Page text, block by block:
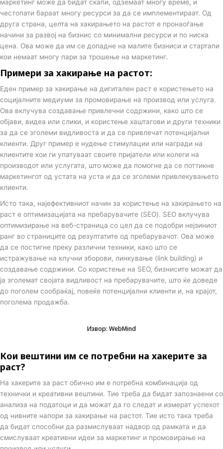
маркетинг може да бидат скапи, одземаат многу време, и
честопати бараат многу ресурси за да се имплементираат. Од
друга страна, целта на хакирањето на растот е пронаоѓање
начини за развој на бизнис со минимални ресурси и по ниска
цена. Ова може да им се допадне на малите бизниси и стартапи
кои немаат многу пари за трошење на маркетинг.
Примери за хакирање на растот:
Еден пример за хакирање на дигитален раст е користењето на
социјалните медиуми за промовирање на производ или услуга.
Ова вклучува создавање привлечни содржини, како што се
објави, видеа или слики, и користење хаштагови и други техники
за да се зголеми видливоста и да се привлечат потенцијални
клиенти. Друг пример е нудење стимулации или награди на
клиентите кои ги упатуваат своите пријатели или колеги на
производот или услугата, што може да помогне да се поттикне
маркетингот од устата на уста и да се зголеми привлекувањето
клиенти.
Исто така, најефективниот начин за користење на хакирањето на
раст е оптимизацијата на пребарувачите (SEO). SEO вклучува
оптимизирање на веб-страница со цел да се подобри нејзиниот
ранг во страниците од резултатите од пребарувачот. Ова може
да се постигне преку различни техники, како што се
истражување на клучни зборови, линкување (link building) и
создавање содржини. Со користење на SEO, бизнисите можат да
ја зголемат својата видливост на пребарувачите, што ќе доведе
до поголем сообраќај, повеќе потенцијални клиенти и, на крајот,
поголема продажба.
Извор: WebMind
Кои вештини им се потребни на хакерите за
раст?
На хакерите за раст обично им е потребна комбинација од
технички и креативни вештини. Тие треба да бидат запознаени со
анализа на податоци и да можат да го следат и измерат успехот
од нивните напори за хакирање на растот. Тие исто така треба
да бидат способни да размислуваат надвор од рамката и да
смислуваат креативни идеи за маркетинг и промовирање на